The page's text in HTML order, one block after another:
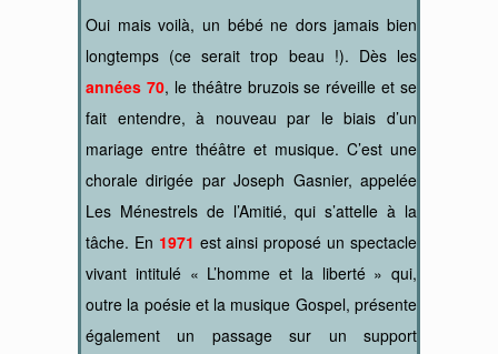
Oui mais voilà, un bébé ne dors jamais bien
longtemps (ce serait trop beau !). Dès les
années 70, le théâtre bruzois se réveille et se
fait entendre, à nouveau par le biais d’un
mariage entre théâtre et musique. C’est une
chorale dirigée par Joseph Gasnier, appelée
Les Ménestrels de l’Amitié, qui s’attelle à la
tâche. En 1971 est ainsi proposé un spectacle
vivant intitulé « L’homme et la liberté » qui,
outre la poésie et la musique Gospel, présente
également un passage sur un support